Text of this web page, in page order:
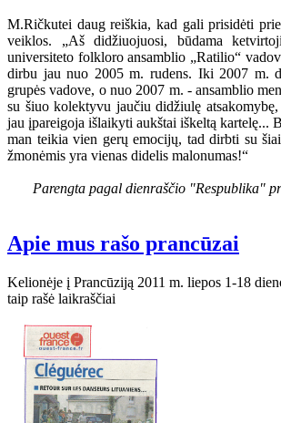
M.Ričkutei daug reiškia, kad gali prisidėti
veiklos. „Aš didžiuojuosi, būdama
universiteto folkloro ansamblio „Ratilio“
dirbu jau nuo 2005 m. rudens. Iki 2007 m.
grupės vadove, o nuo 2007 m. - ansamblio
su šiuo kolektyvu jaučiu didžiulę atsakomybę,
jau įpareigoja išlaikyti aukštai iškeltą kartelę...
man teikia vien gerų emocijų, tad dirbti su
žmonėmis yra vienas didelis malonumas!“
Parengta pagal dienraščio "Respublika"
Apie mus rašo prancūzai
Kelionėje į Prancūziją 2011 m. liepos 1-18
taip rašė laikraščiai